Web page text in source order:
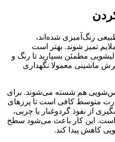
رنگ‌آمیزی شده‌اند،
تمیز شوند. بهتر است
به قالیشویی مطمئن بسپارید تا رنگ و
ماشینی معمولا نگهداری
هم شسته می‌شوند. برای
متوسط کافی است تا پرزهای
از نفوذ گردوغبار یا چربی،
است. این کار باعث می‌شود سطح
کاهش پیدا کند.